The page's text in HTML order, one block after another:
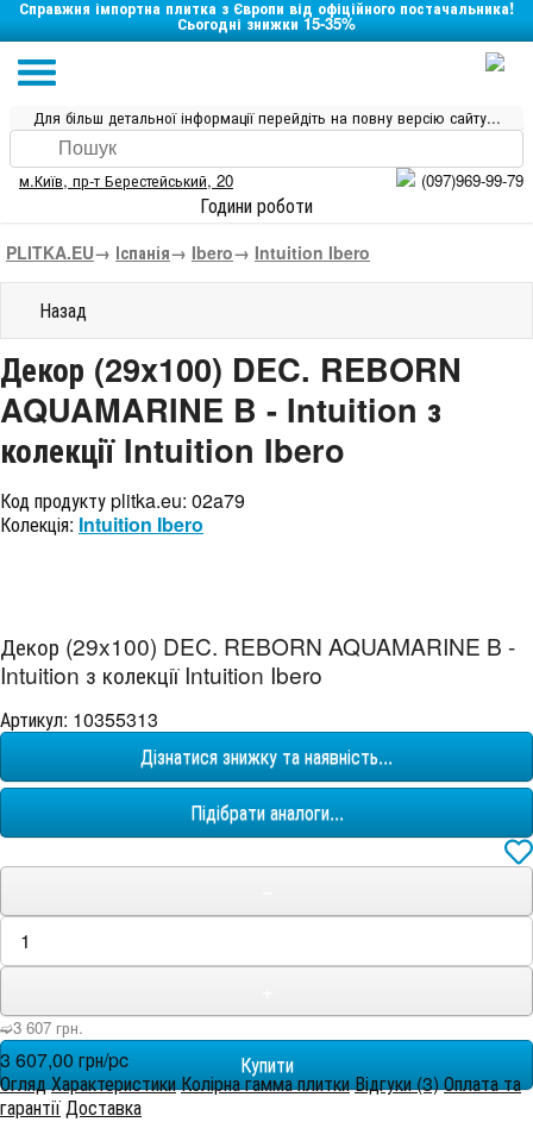
Справжня імпортна плитка з Європи від офіційного постачальника!
Сьогодні знижки 15-35%
Для більш детальної інформації перейдіть на повну версію сайту...
м.Київ, пр-т Берестейський, 20 (097)969-99-79
Години роботи
PLITKA.EU→ Іспанія→ Ibero→ Intuition Ibero
Назад
Декор (29x100) DEC. REBORN
AQUAMARINE B - Intuition з
колекції Intuition Ibero
Код продукту plitka.eu: 02a79
Колекція: Intuition Ibero
Декор (29x100) DEC. REBORN AQUAMARINE B -
Intuition з колекції Intuition Ibero
Артикул: 10355313
Дізнатися знижку та наявність...
Підібрати аналоги...
➫3 607 грн.
3 607,00 грн/pc
ОглядХарактеристикиКолірна гамма плиткиВідгуки (3)Оплата та
гарантії Доставка